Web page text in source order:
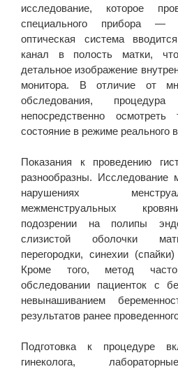
исследование, которое
специального прибора —
оптическая система
канал в полость матки,
детальное изображение
монитора. В отличие от
обследования,
непосредственно
состояние в режиме реального
Показания к проведению
разнообразны. Исследование
нарушениях
межменструальных
подозрении на полипы
слизистой оболочки
перегородки, синехии
Кроме того, метод
обследовании пациенток с
невынашиванием
результатов ранее
Подготовка к процедуре
гинеколога,